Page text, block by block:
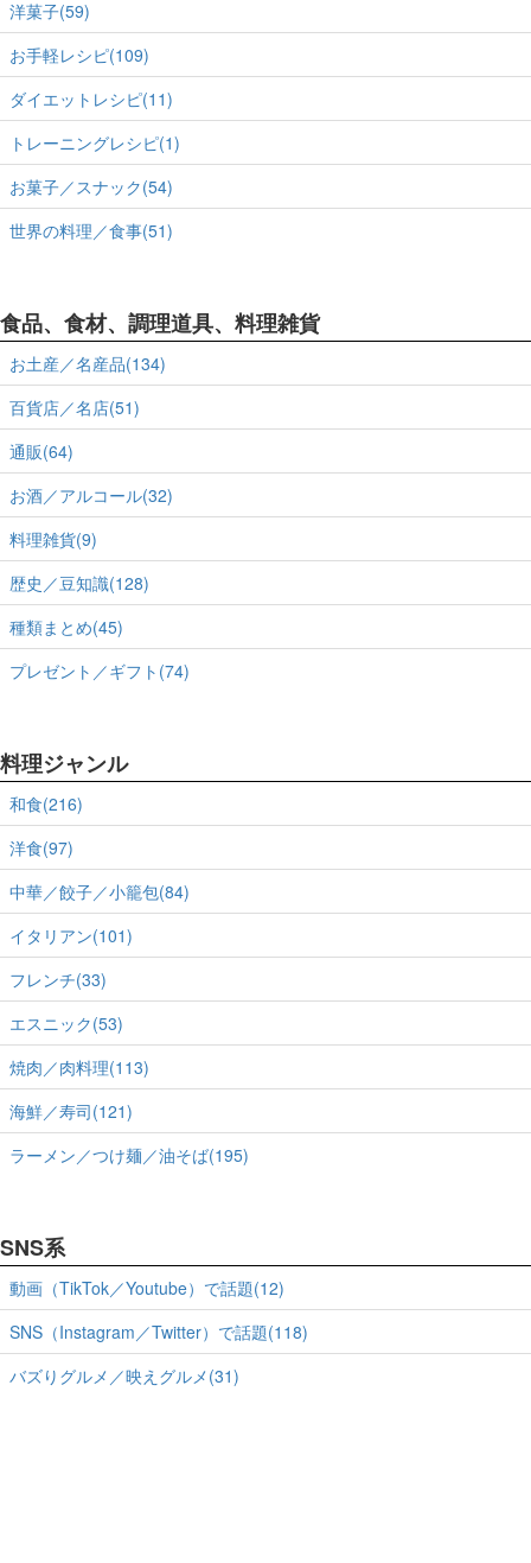
洋菓子(59)
お手軽レシピ(109)
ダイエットレシピ(11)
トレーニングレシピ(1)
お菓子／スナック(54)
世界の料理／食事(51)
食品、食材、調理道具、料理雑貨
お土産／名産品(134)
百貨店／名店(51)
通販(64)
お酒／アルコール(32)
料理雑貨(9)
歴史／豆知識(128)
種類まとめ(45)
プレゼント／ギフト(74)
料理ジャンル
和食(216)
洋食(97)
中華／餃子／小籠包(84)
イタリアン(101)
フレンチ(33)
エスニック(53)
焼肉／肉料理(113)
海鮮／寿司(121)
ラーメン／つけ麺／油そば(195)
SNS系
動画（TikTok／Youtube）で話題(12)
SNS（Instagram／Twitter）で話題(118)
バズりグルメ／映えグルメ(31)